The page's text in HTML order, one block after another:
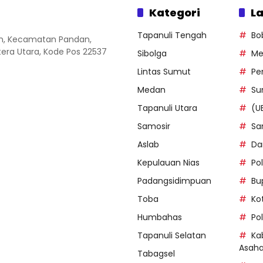
Kecamatan Pandan,
Utara, Kode Pos 22537
Kategori
Tapanuli Tengah
Sibolga
Lintas Sumut
Medan
Tapanuli Utara
Samosir
Aslab
Kepulauan Nias
Padangsidimpuan
Toba
Humbahas
Tapanuli Selatan
Tabagsel